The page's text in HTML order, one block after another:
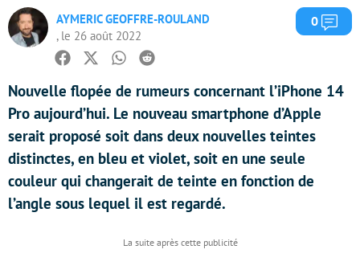
AYMERIC GEOFFRE-ROULAND
, le 26 août 2022
0
Facebook
TwitterWhatsapp
Reddit
Nouvelle flopée de rumeurs concernant l’iPhone 14
Pro aujourd’hui. Le nouveau smartphone d’Apple
serait proposé soit dans deux nouvelles teintes
distinctes, en bleu et violet, soit en une seule
couleur qui changerait de teinte en fonction de
l’angle sous lequel il est regardé.